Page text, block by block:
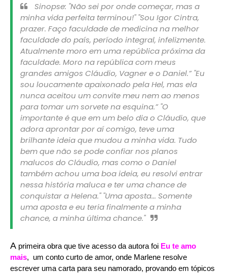
Sinopse: "Não sei por onde começar, mas a
minha vida perfeita terminou!" "Sou Igor Cintra,
prazer. Faço faculdade de medicina na melhor
faculdade do país, período integral, infelizmente.
Atualmente moro em uma república próxima da
faculdade. Moro na república com meus
grandes amigos Cláudio, Vagner e o Daniel.” "Eu
sou loucamente apaixonado pela Hel, mas ela
nunca aceitou um convite meu nem ao menos
para tomar um sorvete na esquina.” "O
importante é que em um belo dia o Cláudio, que
adora aprontar por aí comigo, teve uma
brilhante ideia que mudou a minha vida. Tudo
bem que não se pode confiar nos planos
malucos do Cláudio, mas como o Daniel
também achou uma boa ideia, eu resolvi entrar
nessa história maluca e ter uma chance de
conquistar a Helena." "Uma aposta... Somente
uma aposta e eu teria finalmente a minha
chance, a minha última chance."
A primeira obra que tive acesso da autora foi Eu te amo
mais, um conto curto de amor, onde Marlene resolve
escrever uma carta para seu namorado, provando em tópicos